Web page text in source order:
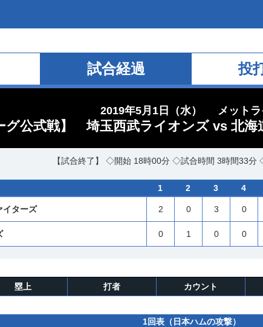
試合経過 投
2019年5月1日（水） メット
グ公式戦】 埼玉西武ライオンズ vs 北
【試合終了】 ◇開始 18時00分 ◇試合時間 3時間33分
1 2 3 4
イターズ 2 0 3 0
0 1 0 0
塁上 打者 カウント
1回表（日本ハムの攻撃）